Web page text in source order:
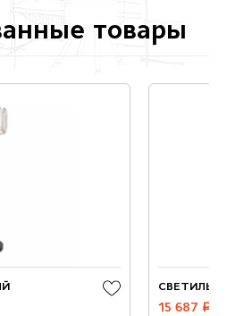
товары
15 687 руб.